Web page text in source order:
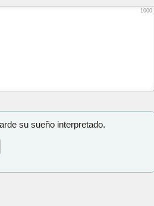
1000
su sueño interpretado.